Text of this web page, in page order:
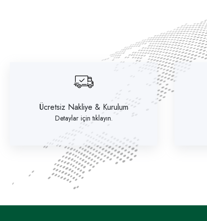
Ücretsiz Nakliye & Kurulum
Detaylar için tıklayın.